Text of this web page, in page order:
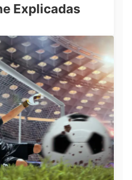
Explicadas